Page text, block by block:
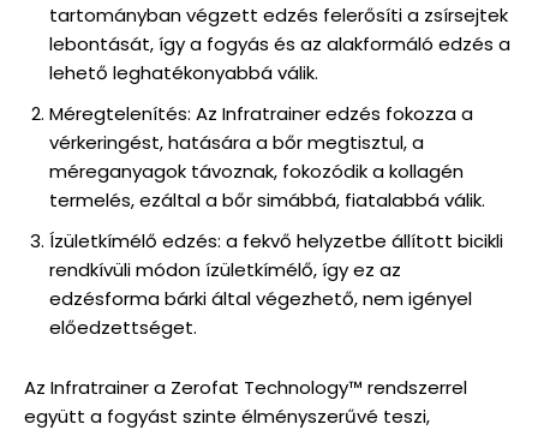
tartományban végzett edzés felerősíti a zsírsejtek
lebontását, így a fogyás és az alakformáló edzés a
lehető leghatékonyabbá válik.
Méregtelenítés: Az Infratrainer edzés fokozza a
vérkeringést, hatására a bőr megtisztul, a
méreganyagok távoznak, fokozódik a kollagén
termelés, ezáltal a bőr simábbá, fiatalabbá válik.
Ízületkímélő edzés: a fekvő helyzetbe állított bicikli
rendkívüli módon ízületkímélő, így ez az
edzésforma bárki által végezhető, nem igényel
előedzettséget.
Az Infratrainer a Zerofat Technology™ rendszerrel
együtt a fogyást szinte élményszerűvé teszi,